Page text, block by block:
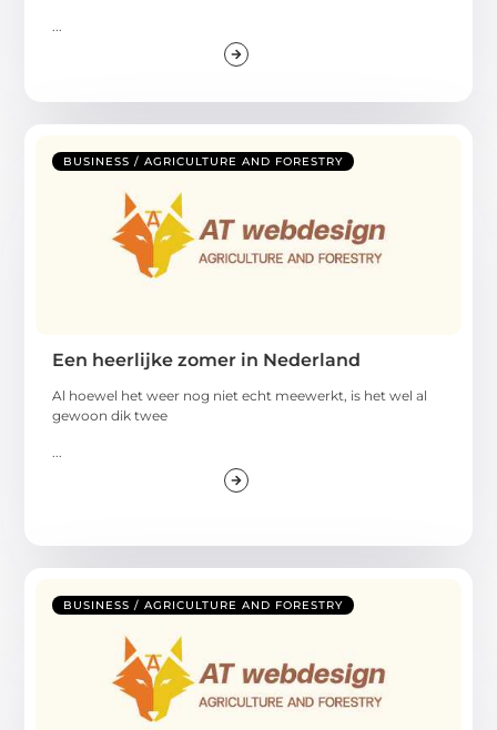
BUSINESS / AGRICULTURE AND FORESTRY
Een heerlijke zomer in Nederland
Al hoewel het weer nog niet echt meewerkt, is het wel al
gewoon dik twee
BUSINESS / AGRICULTURE AND FORESTRY